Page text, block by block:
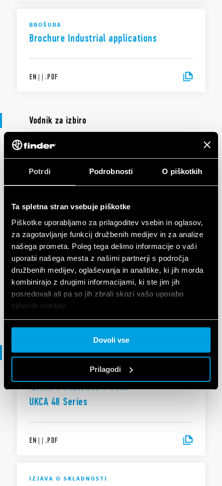
Potrdi Podrobnosti O piškotkih
Ta spletna stran vsebuje piškotke
Piškotke uporabljamo za prilagoditev vsebin in oglasov,
za zagotavljanje funkcij družbenih medijev in za analize
našega prometa. Poleg tega delimo informacije o vaši
uporabi našega mesta z našimi partnerji s področja
družbenih medijev, oglaševanja in analitike, ki jih morda
kombinirajo z drugimi informacijami, ki ste jim jih
posredovali ali pa so jih zbrali skozi vašo uporabo
njihovih storitev.
Cookie policy.
Dovoli vse
Prilagodi
BROŠURA
Brochure Industrial applications
EN | | .PDF
Vodnik za izbiro
MasterIN System - Modular Interface
EN PDF
MasterIN System - Modular Interface
with Push-in technology - USA
EN || .PDF
Izjava o skladnosti
IZJAVA O SKLADNOSTI UKCA
UKCA 48 Series
EN | | .PDF
IZJAVA O SKLADNOSTI